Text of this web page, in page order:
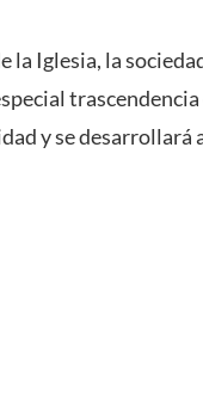
la Iglesia, la
y se desarrollará